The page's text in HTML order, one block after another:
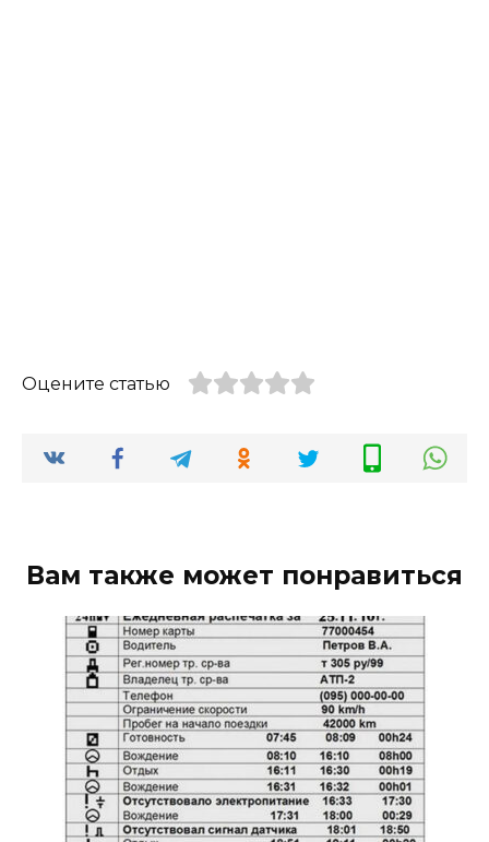
Оцените статью
Вам также может понравиться